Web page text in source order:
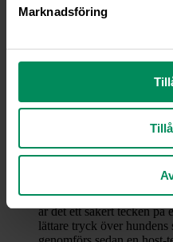
Marknadsföring
några tecken på
ihåg att hälta alltid
Det är viktigt att
Spruckna trampdynor
fiskolja då att
bra av att vårdas med
Svalginspektion 1-2-3-4
Genom att göra en
din hund lider av en
du bakom hundens
är det ett säkert tecken på
lättare tryck över